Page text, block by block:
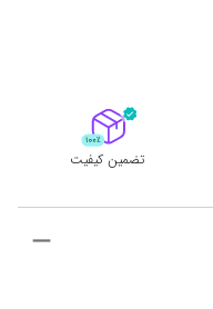
تضمین کیفیت